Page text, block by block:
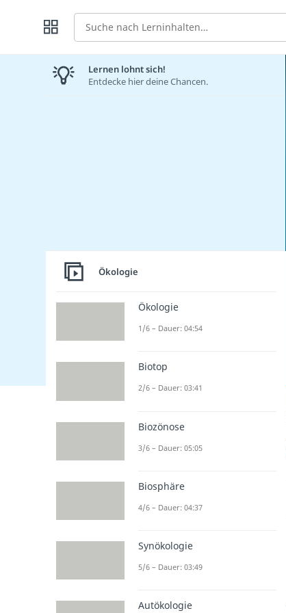
Suche
Lernen lohnt sich!
Entdecke hier deine Chancen.
Ökologie
Ökologie
1/6 – Dauer: 04:54
Biotop
2/6 – Dauer: 03:41
Biozönose
3/6 – Dauer: 05:05
Biosphäre
4/6 – Dauer: 04:37
Synökologie
5/6 – Dauer: 03:49
Autökologie